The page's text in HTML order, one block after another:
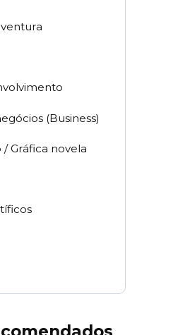
(Business)
Gráfica novela